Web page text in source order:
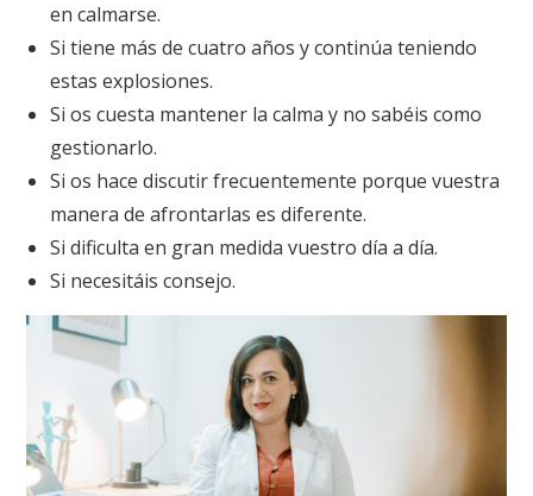
en calmarse.
Si tiene más de cuatro años y continúa teniendo
estas explosiones.
Si os cuesta mantener la calma y no sabéis como
gestionarlo.
Si os hace discutir frecuentemente porque vuestra
manera de afrontarlas es diferente.
Si dificulta en gran medida vuestro día a día.
Si necesitáis consejo.